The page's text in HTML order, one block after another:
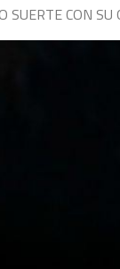
SUERTE CON